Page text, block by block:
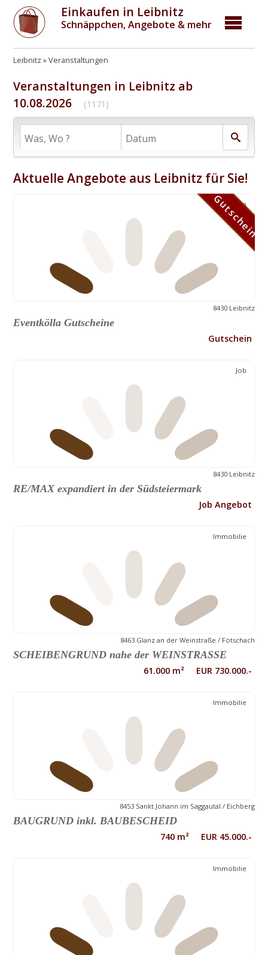
Einkaufen in Leibnitz
Schnäppchen, Angebote & mehr
Leibnitz Veranstaltungen
Veranstaltungen in Leibnitz ab
10.08.2026
(1171)
Aktuelle Angebote aus Leibnitz für Sie!
Gutschein
8430 Leibnitz
Eventkölla Gutscheine
Gutschein
Gutschein
Job
8430 Leibnitz
RE/MAX expandiert in der Südsteiermark
Job Angebot
Immobilie
8463 Glanz an der Weinstraße / Fötschach
SCHEIBENGRUND nahe der WEINSTRASSE
61.000 m² EUR 730.000.-
Immobilie
8453 Sankt Johann im Saggautal / Eichberg
BAUGRUND inkl. BAUBESCHEID
740 m² EUR 45.000.-
Immobilie